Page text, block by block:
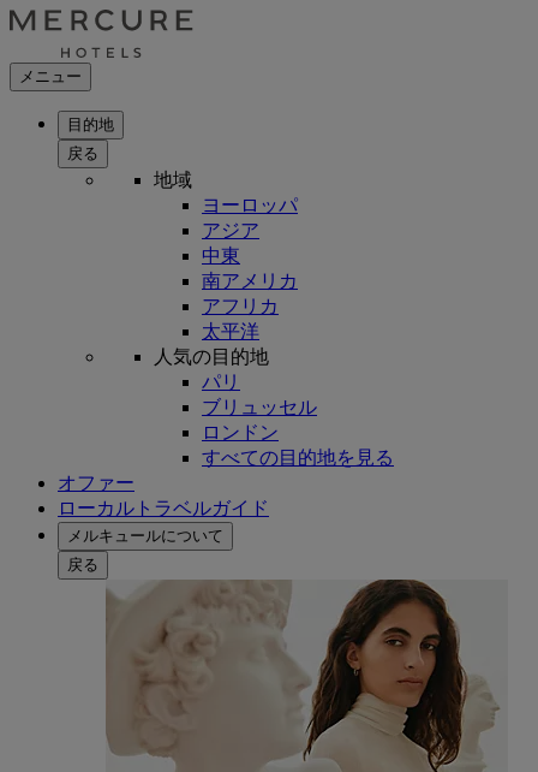
メニュー
目的地
戻る
地域
ヨーロッパ
アジア
中東
南アメリカ
アフリカ
太平洋
人気の目的地
パリ
ブリュッセル
ロンドン
すべての目的地を見る
オファー
ローカルトラベルガイド
メルキュールについて
戻る